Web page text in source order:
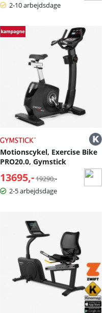
2-10 arbejdsdage
Motionscykel, Exercise Bike
PRO20.0, Gymstick
13695,- Normalpris:
19290,-
2-5 arbejdsdage